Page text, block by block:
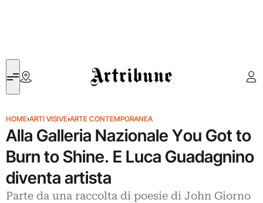
Artribune
HOME›ARTI VISIVE›ARTE CONTEMPORANEA
Alla Galleria Nazionale You Got to
Burn to Shine. E Luca Guadagnino
diventa artista
Parte da una raccolta di poesie di John Giorno